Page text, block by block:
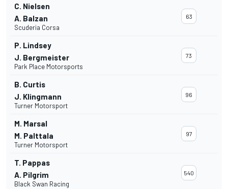
C. Nielsen
A. Balzan
Scuderia Corsa
63
P. Lindsey
J. Bergmeister
Park Place Motorsports
73
B. Curtis
J. Klingmann
Turner Motorsport
96
M. Marsal
M. Palttala
Turner Motorsport
97
T. Pappas
A. Pilgrim
Black Swan Racing
540